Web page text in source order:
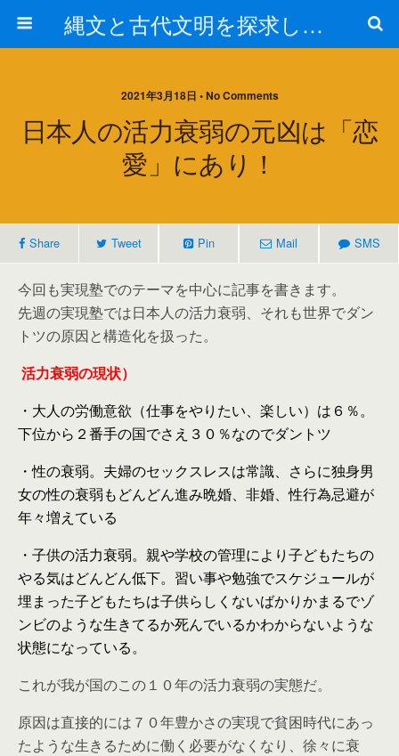
縄文と古代文明を探求しよう！
2021年3月18日 • No Comments
日本人の活力衰弱の元凶は「恋
愛」にあり！
Share Tweet Pin Mail SMS
今回も実現塾でのテーマを中心に記事を書きます。
先週の実現塾では日本人の活力衰弱、それも世界でダン
トツの原因と構造化を扱った。
活力衰弱の現状）
・大人の労働意欲（仕事をやりたい、楽しい）は６％。
下位から２番手の国でさえ３０％なのでダントツ
・性の衰弱。夫婦のセックスレスは常識、さらに独身男
女の性の衰弱もどんどん進み晩婚、非婚、性行為忌避が
年々増えている
・子供の活力衰弱。親や学校の管理により子どもたちの
やる気はどんどん低下。習い事や勉強でスケジュールが
埋まった子どもたちは子供らしくないばかりかまるでゾ
ンビのような生きてるか死んでいるかわからないような
状態になっている。
これが我が国のこの１０年の活力衰弱の実態だ。
原因は直接的には７０年豊かさの実現で貧困時代にあっ
たような生きるために働く必要がなくなり、徐々に衰